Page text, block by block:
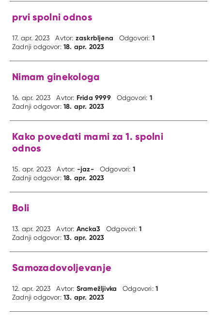
prvi spolni odnos
17. apr. 2023 Avtor: zaskrbljena Odgovori: 1
Zadnji odgovor:18. apr. 2023
Nimam ginekologa
16. apr. 2023 Avtor: Frida 9999 Odgovori: 1
Zadnji odgovor:18. apr. 2023
Kako povedati mami za 1. spolni
odnos
15. apr. 2023 Avtor: -jaz- Odgovori: 1
Zadnji odgovor:18. apr. 2023
Boli
13. apr. 2023 Avtor: Ancka3 Odgovori: 1
Zadnji odgovor:13. apr. 2023
Samozadovoljevanje
12. apr. 2023 Avtor: Sramežljivka Odgovori:1
Zadnji odgovor:13. apr. 2023